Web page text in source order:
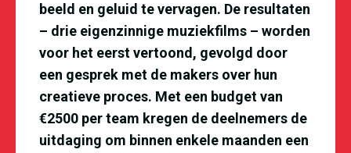
beeld en geluid te vervagen. De resultaten
– drie eigenzinnige muziekfilms – worden
voor het eerst vertoond, gevolgd door
een gesprek met de makers over hun
creatieve proces. Met een budget van
€2500 per team kregen de deelnemers de
uitdaging om binnen enkele maanden een